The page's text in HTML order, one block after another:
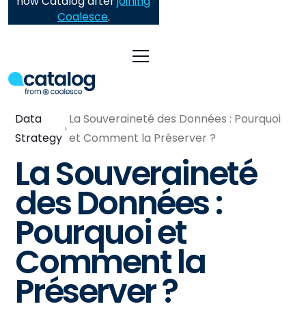
Coalesce.
Data
Strategy
La Souveraineté des Données : Pourquoi
et Comment la Préserver ?
La Souveraineté
des Données :
Pourquoi et
Comment la
Préserver ?